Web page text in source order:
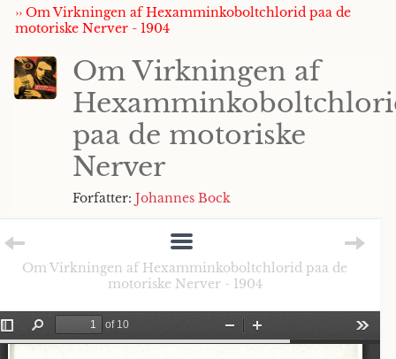
›› Om Virkningen af Hexamminkoboltchlorid paa de
motoriske Nerver - 1904
Om Virkningen af
paa de motoriske
Nerver
Forfatter: Johannes Bock
Om Virkningen af Hexamminkoboltchlorid paa de
motoriske Nerver - 1904